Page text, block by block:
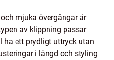
mjuka övergångar är
av klippning passar
ha ett prydligt uttryck utan
i längd och styling